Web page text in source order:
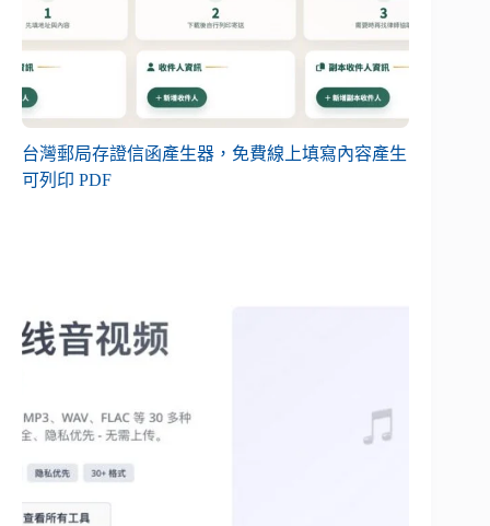
台灣郵局存證信函產生器，免費線上填寫內容產生
可列印 PDF